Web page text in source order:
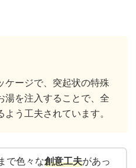
ケージで、突起状の特殊
湯を注入することで、全
う工夫されています。
で色々な創意工夫があっ